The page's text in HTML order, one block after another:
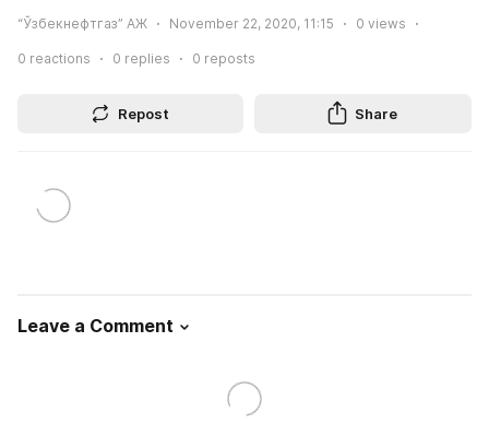
“Ўзбекнефтгаз” АЖ November 22, 2020, 11:15 0 views
0 reactions 0 replies 0 reposts
Repost Share
Leave a Comment